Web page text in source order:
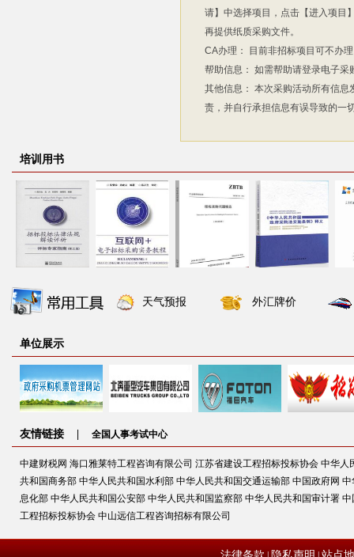
请】中选择项目，点击【进入项目
再提供纸质采购文件。
CA办理：
目前非招标项目可不办
帮助信息： 如需帮助请登录电子采
其他信息： 本次采购活动所有信息
责，并自行承担信息有误导致的一
培训用书
天气预报 外汇牌价
单位展示
友情链接 | 全国人事考试中心
中建财税网 海口雅莱特工程咨询有限公司 江苏省建设工程招标投标协会 中华人
共和国商务部 中华人民共和国水利部 中华人民共和国交通运输部 中国政府网 中
息化部 中华人民共和国公安部 中华人民共和国监察部 中华人民共和国审计署 中
工程招标投标协会 中山远信工程咨询招标有限公司